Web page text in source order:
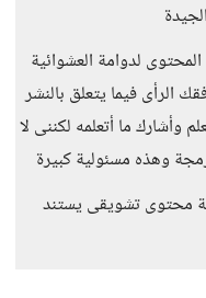
لدوامة العشوائية
الرأى فيما يتعلق بالنشر
وأشارك ما أتعلمه لكننى لا
وهذه مسئولية كبيرة
محتوى تشويقى يستند